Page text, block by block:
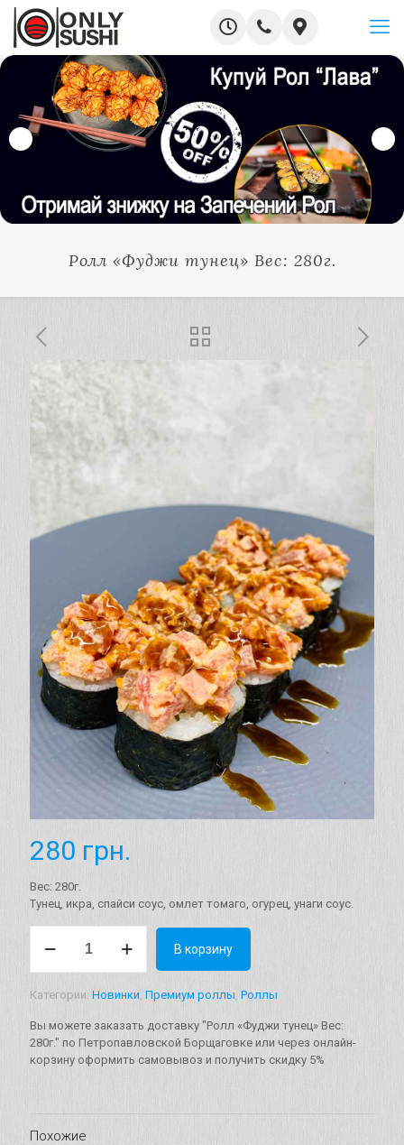
Ролл «Фуджи тунец» Вес: 280г.
280 грн.
Вес: 280г.
Тунец, икра, спайси соус, омлет томаго, огурец, унаги соус.
товара
тунец"
Вес:
280г.
В корзину
Категории: Новинки Премиум роллы Роллы
Вы можете заказать доставку "Ролл «Фуджи тунец» Вес:
280г." по Петропавловской Борщаговке или через онлайн-
корзину оформить самовывоз и получить скидку 5%
Похожие